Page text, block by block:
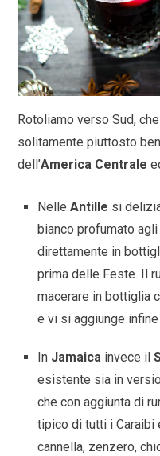
Rotoliamo verso Sud,
solitamente piuttosto
dell’America Centrale
NelleAntille si
bianco profumato
direttamente in
prima delle Feste. Il
macerare in bottiglia
e vi si aggiunge
In Jamaica invece il
esistente sia in
che con aggiunta di
tipico di tutti i Caraibi
cannella, zenzero,